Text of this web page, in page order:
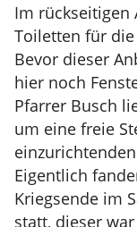
Im rückseitigen
Toiletten für
Bevor dieser
hier noch
Pfarrer Busch
um eine freie
Eigentlich
Kriegsende im
statt, dieser